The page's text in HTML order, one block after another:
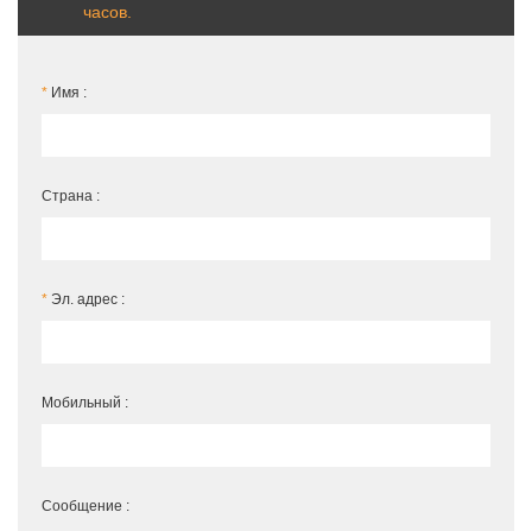
часов.
* Имя :
Страна :
* Эл. адрес :
Мобильный :
Сообщение :